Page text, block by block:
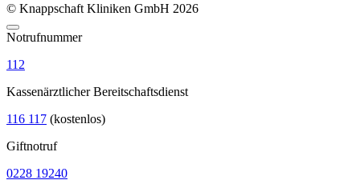
© Knappschaft Kliniken GmbH 2026
Notrufnummer
112
Kassenärztlicher Bereitschaftsdienst
116 117 (kostenlos)
Giftnotruf
0228 19240